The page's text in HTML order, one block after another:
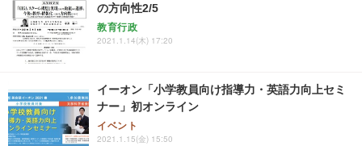
の方向性2/5
教育行政
2021.1.14(木) 17:20
イーオン「小学教員向け指導力・英語力向上セミ
ナー」初オンライン
イベント
2021.1.15(金) 15:50